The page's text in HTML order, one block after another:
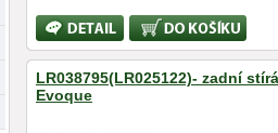
Bližší
informace
Koupit
LR038795(LR025122)- zadní
Evoque